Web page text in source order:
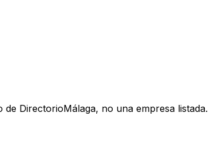
DirectorioMálaga, no una empresa listada.